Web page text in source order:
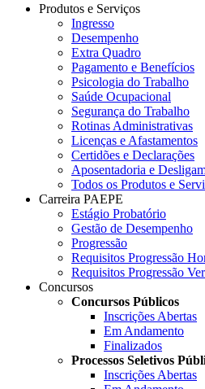
Produtos e Serviços
Ingresso
Desempenho
Extra Quadro
Pagamento e Benefícios
Psicologia do Trabalho
Saúde Ocupacional
Segurança do Trabalho
Rotinas Administrativas
Licenças e Afastamentos
Certidões e Declarações
Aposentadoria e
Todos os Produtos e
Carreira PAEPE
Estágio Probatório
Gestão de Desempenho
Progressão
Requisitos Progressão
Requisitos Progressão
Concursos
Concursos Públicos
Inscrições Abertas
Em Andamento
Finalizados
Processos Seletivos
Inscrições Abertas